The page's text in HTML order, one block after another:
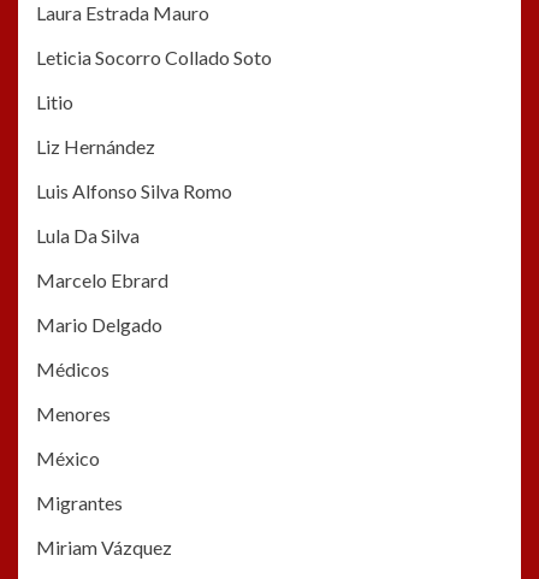
Laura Estrada Mauro
Leticia Socorro Collado Soto
Litio
Liz Hernández
Luis Alfonso Silva Romo
Lula Da Silva
Marcelo Ebrard
Mario Delgado
Médicos
Menores
México
Migrantes
Miriam Vázquez